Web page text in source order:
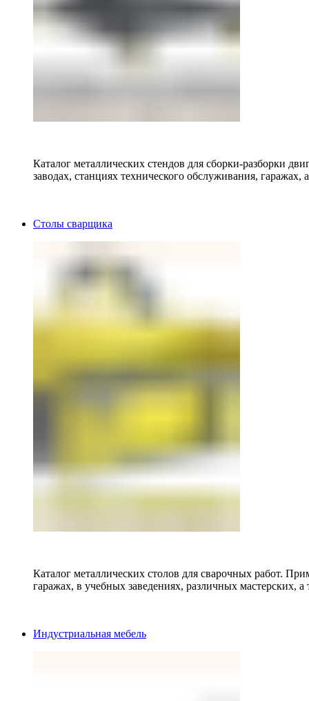
Каталог металлических стендов для сборки-разборки
заводах, станциях технического обслуживания, гаражах,
Столы сварщика
Каталог металлических столов для сварочных работ.
гаражах, в учебных заведениях, различных мастерских, а
Индустриальная мебель